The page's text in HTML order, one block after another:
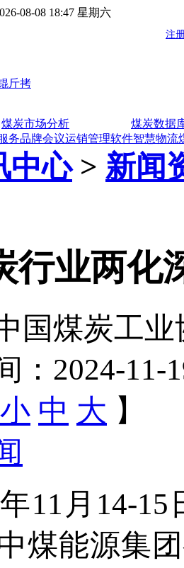
08-08 18:47 星期六
煤炭市场分析
煤炭数据
务品牌会议运销管理软件智慧物流
中心> 新闻
行业两化
国煤炭工业
：2024-11-
小 中 大 】
月14-15
煤能源集